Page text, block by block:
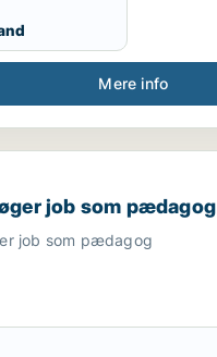
Mere info
job som pædagog
job som pædagog
job som pædagog